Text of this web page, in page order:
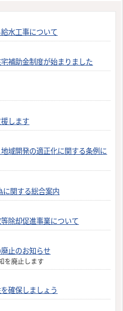
水工事について
補助金制度が始まりました
します
域開発の適正化に関する条例に
に関する総合案内
除却促進事業について
廃止のお知らせ
を廃止します
確保しましょう